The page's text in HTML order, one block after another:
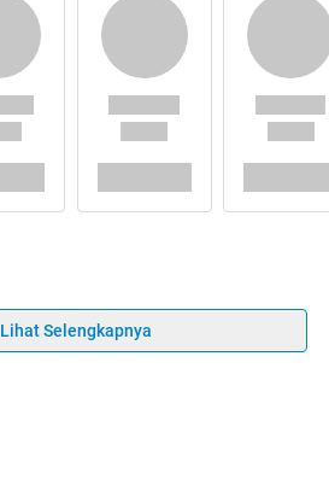
Lihat Selengkapnya